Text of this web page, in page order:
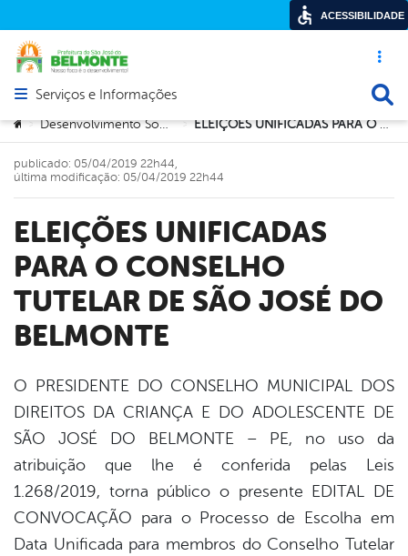
Acesso
Abrir menu principal de navegação
Serviços e Informações
Você está aqui:
> Desenvolvimento Social e Cidadania > ELEIÇÕES UNIFICADAS PARA O CONSELHO TUTELAR DE SÃO JOSÉ DO BELMONTE
ELEIÇÕES UNIFICADAS
PARA O CONSELHO
TUTELAR DE SÃO JOSÉ DO
BELMONTE
publicado: 05/04/2019 22h44,
última modificação: 05/04/2019 22h44
O PRESIDENTE DO CONSELHO MUNICIPAL DOS
DIREITOS DA CRIANÇA E DO ADOLESCENTE DE
SÃO JOSÉ DO BELMONTE – PE, no uso da
atribuição que lhe é conferida pelas Leis
1.268/2019, torna público o presente EDITAL DE
CONVOCAÇÃO para o Processo de Escolha em
Data Unificada para membros do Conselho Tutelar
ACESSIBILIDADE